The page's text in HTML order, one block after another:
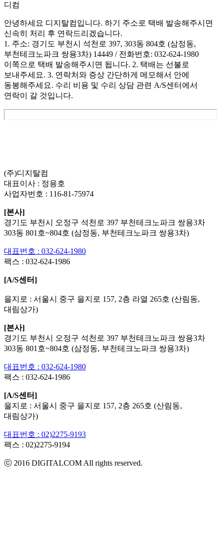
디컴
안녕하세요 디지탈컴입니다. 하기 주소로 택배 발송해주시면
신속히 처리 후 연락드리겠습니다.
1. 주소: 경기도 부천시 석천로 397, 303동 804호 (삼정동,
부천테크노파크 쌍용3차) 14449 / 전화번호: 032-624-1980
이쪽으로 택배 발송해주시면 됩니다. 2. 택배는 선불로
보내주세요. 3. 연락처와 증상 간단하게 메모해서 안에
동봉해주세요. 수리 비용 및 수리 상담 관련 A/S센터에서
연락이 갈 것입니다.
(주)디지탈컴
대표이사 : 정용호
사업자번호 : 116-81-75974
[본사]
경기도 부천시 오정구 석천로 397 부천테크노파크 쌍용3차
303동 801호~804호 (삼정동, 부천테크노파크 쌍용3차)
대표번호 : 032-624-1980
팩스 : 032-624-1986
[A/S센터]
을지로 : 서울시 중구 을지로 157, 2층 라열 265호 (산림동,
대림상가)
[본사]
경기도 부천시 오정구 석천로 397 부천테크노파크 쌍용3차
303동 801호~804호 (삼정동, 부천테크노파크 쌍용3차)
대표번호 : 032-624-1980
팩스 : 032-624-1986
[A/S센터]
을지로 : 서울시 중구 을지로 157, 2층 265호 (산림동,
대림상가)
대표번호 : 02)2275-9193
팩스 : 02)2275-9194​
ⓒ 2016 DIGITALCOM All rights reserved.